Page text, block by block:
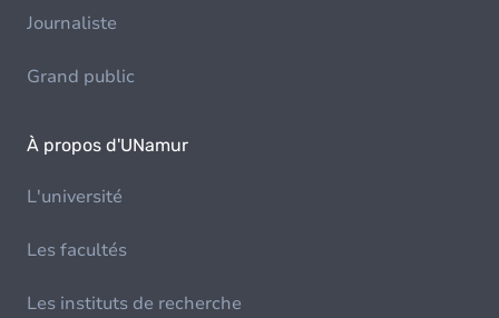
Journaliste
Grand public
À propos d'UNamur
L'université
Les facultés
Les instituts de recherche